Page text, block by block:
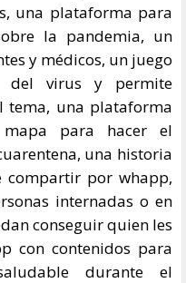
una plataforma para
la pandemia, un
y médicos, un juego
del virus y permite
tema, una plataforma
para hacer el
una historia
compartir por whapp,
internadas o en
conseguir quien les
con contenidos para
durante el